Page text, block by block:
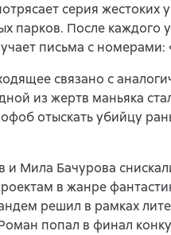
серия жестоких
парков. После каждого
письма с номерами:
связано с
из жертв маньяка
отыскать убийцу
Мила Бачурова
в жанре
решил в рамках
попал в финал